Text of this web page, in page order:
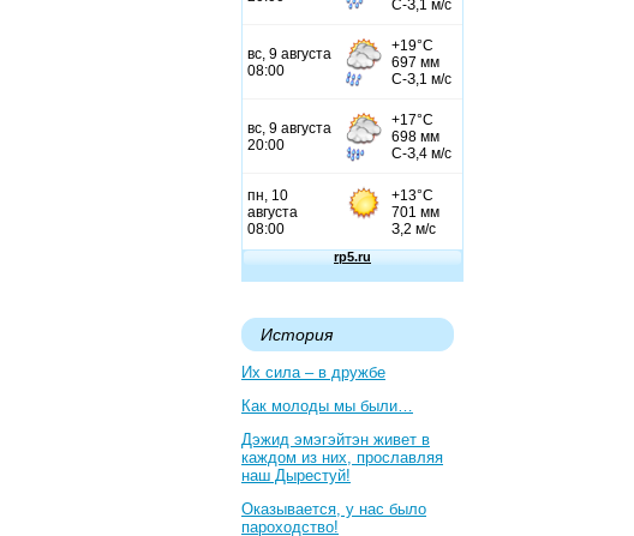
История
Их сила – в дружбе
Как молоды мы были…
Дэжид эмэгэйтэн живет в
каждом из них, прославляя
наш Дырестуй!
Оказывается, у нас было
пароходство!